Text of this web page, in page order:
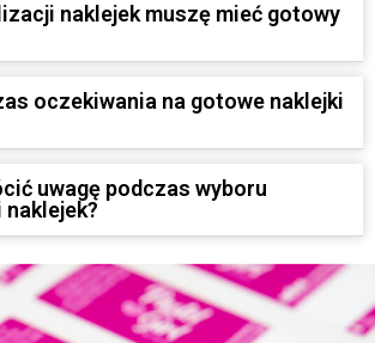
naklejek muszę mieć gotowy
oczekiwania na gotowe naklejki
uwagę podczas wyboru